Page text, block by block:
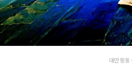
대만 핑둥